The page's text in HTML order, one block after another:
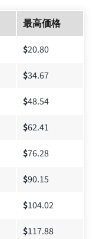
最高価格
$20.80
$34.67
$48.54
$62.41
$76.28
$90.15
$104.02
$117.88